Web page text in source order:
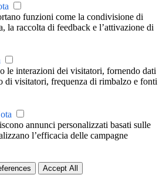
funzioni come la condivisione di
la raccolta di feedback e l’attivazione di
le interazioni dei visitatori, fornendo dati
di visitatori, frequenza di rimbalzo e fonti
annunci personalizzati basati sulle
l’efficacia delle campagne
Accept All